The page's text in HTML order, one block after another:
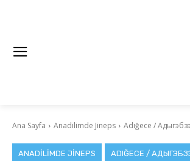
Ana Sayfa Anadilimde Jineps Adığece / Адыгэбзэ
ANADILIMDE JINEPS ADIĞECE /